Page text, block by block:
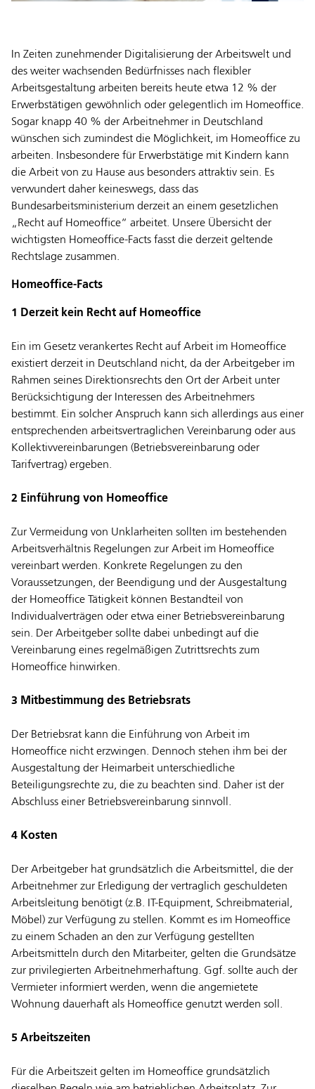
In Zeiten zunehmender Digitalisierung der Arbeitswelt und
des weiter wachsenden Bedürfnisses nach flexibler
Arbeitsgestaltung arbeiten bereits heute etwa 12 % der
Erwerbstätigen gewöhnlich oder gelegentlich im Homeoffice.
Sogar knapp 40 % der Arbeitnehmer in Deutschland
wünschen sich zumindest die Möglichkeit, im Homeoffice zu
arbeiten. Insbesondere für Erwerbstätige mit Kindern kann
die Arbeit von zu Hause aus besonders attraktiv sein. Es
verwundert daher keineswegs, dass das
Bundesarbeitsministerium derzeit an einem gesetzlichen
„Recht auf Homeoffice“ arbeitet. Unsere Übersicht der
wichtigsten Homeoffice-Facts fasst die derzeit geltende
Rechtslage zusammen.
Homeoffice-Facts
1 Derzeit kein Recht auf Homeoffice
Ein im Gesetz verankertes Recht auf Arbeit im Homeoffice
existiert derzeit in Deutschland nicht, da der Arbeitgeber im
Rahmen seines Direktionsrechts den Ort der Arbeit unter
Berücksichtigung der Interessen des Arbeitnehmers
bestimmt. Ein solcher Anspruch kann sich allerdings aus einer
entsprechenden arbeitsvertraglichen Vereinbarung oder aus
Kollektivvereinbarungen (Betriebsvereinbarung oder
Tarifvertrag) ergeben.
2 Einführung von Homeoffice
Zur Vermeidung von Unklarheiten sollten im bestehenden
Arbeitsverhältnis Regelungen zur Arbeit im Homeoffice
vereinbart werden. Konkrete Regelungen zu den
Voraussetzungen, der Beendigung und der Ausgestaltung
der Homeoffice Tätigkeit können Bestandteil von
Individualverträgen oder etwa einer Betriebsvereinbarung
sein. Der Arbeitgeber sollte dabei unbedingt auf die
Vereinbarung eines regelmäßigen Zutrittsrechts zum
Homeoffice hinwirken.
3 Mitbestimmung des Betriebsrats
Der Betriebsrat kann die Einführung von Arbeit im
Homeoffice nicht erzwingen. Dennoch stehen ihm bei der
Ausgestaltung der Heimarbeit unterschiedliche
Beteiligungsrechte zu, die zu beachten sind. Daher ist der
Abschluss einer Betriebsvereinbarung sinnvoll.
4 Kosten
Der Arbeitgeber hat grundsätzlich die Arbeitsmittel, die der
Arbeitnehmer zur Erledigung der vertraglich geschuldeten
Arbeitsleitung benötigt (z.B. IT-Equipment, Schreibmaterial,
Möbel) zur Verfügung zu stellen. Kommt es im Homeoffice
zu einem Schaden an den zur Verfügung gestellten
Arbeitsmitteln durch den Mitarbeiter, gelten die Grundsätze
zur privilegierten Arbeitnehmerhaftung. Ggf. sollte auch der
Vermieter informiert werden, wenn die angemietete
Wohnung dauerhaft als Homeoffice genutzt werden soll.
5 Arbeitszeiten
Für die Arbeitszeit gelten im Homeoffice grundsätzlich